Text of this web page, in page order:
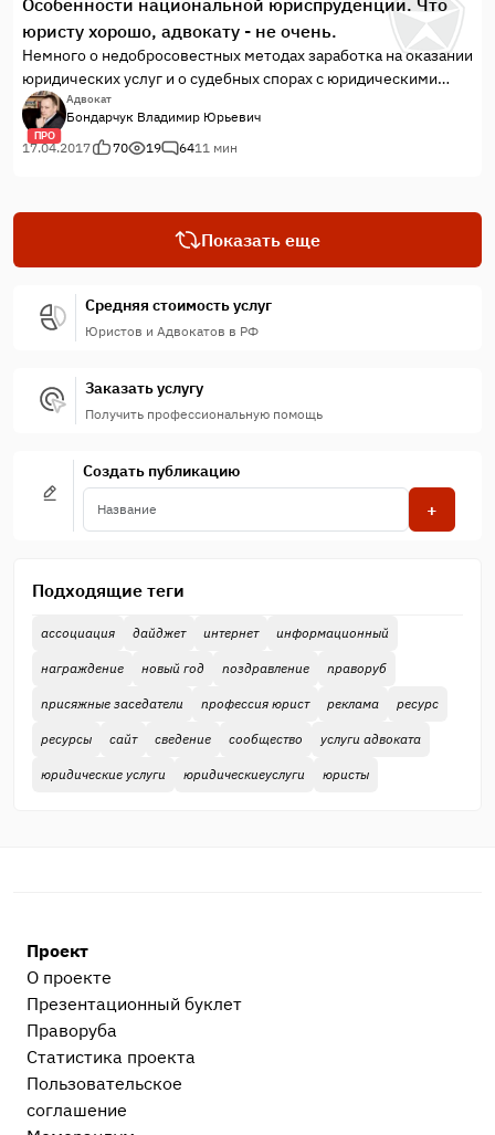
здороваются по несколько раз с любым человеком одетым
не в робу. Итак, прокурор нехотя вынужден расшифровать
замечание. Не поздоровался с сотрудником.
юристу хорошо, адвокату - не очень.
Немного о недобросовестных методах заработка на оказании
юридических услуг и о судебных спорах с юридическими
компаниями.
ПРО
Адвокат
Бондарчук Владимир Юрьевич
17.04.2017
70 19 6411 мин
Показать еще
Средняя стоимость услуг
Юристов и Адвокатов в РФ
Заказать услугу
Получить профессиональную помощь
Создать публикацию
+
Подходящие теги
ассоциация дайджет интернет информационный
награждение новый год поздравление праворуб
присяжные заседатели профессия юрист реклама ресурс
ресурсы сайт сведение сообщество услуги адвоката
юридические услуги юридическиеуслуги юристы
Проект
О проекте
Презентационный букл​ет
Праворуба
Статистика проекта
Пользовательское
соглашение